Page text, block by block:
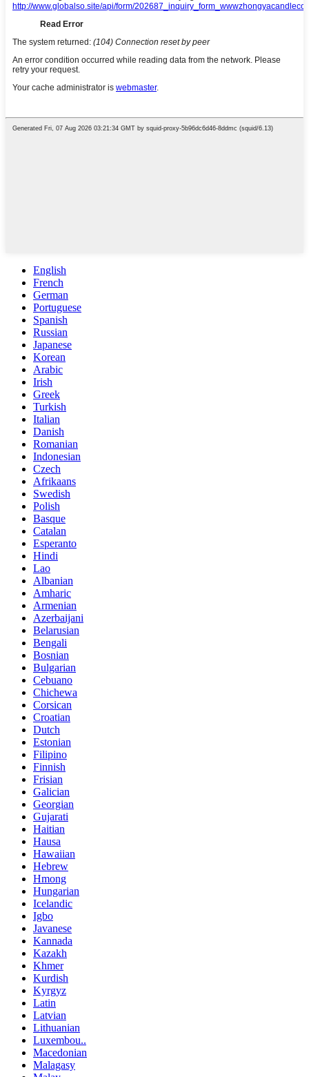
English
French
German
Portuguese
Spanish
Russian
Japanese
Korean
Arabic
Irish
Greek
Turkish
Italian
Danish
Romanian
Indonesian
Czech
Afrikaans
Swedish
Polish
Basque
Catalan
Esperanto
Hindi
Lao
Albanian
Amharic
Armenian
Azerbaijani
Belarusian
Bengali
Bosnian
Bulgarian
Cebuano
Chichewa
Corsican
Croatian
Dutch
Estonian
Filipino
Finnish
Frisian
Galician
Georgian
Gujarati
Haitian
Hausa
Hawaiian
Hebrew
Hmong
Hungarian
Icelandic
Igbo
Javanese
Kannada
Kazakh
Khmer
Kurdish
Kyrgyz
Latin
Latvian
Lithuanian
Luxembou..
Macedonian
Malagasy